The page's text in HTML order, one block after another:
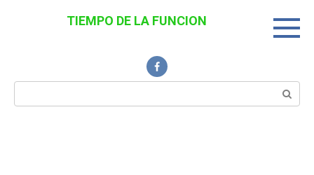
TIEMPO DE LA FUNCION
Поиск: